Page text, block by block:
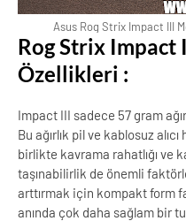
Asus Rog Strix Impact III
Rog Strix Impact
Özellikleri :
Impact III sadece 57 gram
Bu ağırlık pil ve kablosuz
birlikte kavrama rahatlığı ve
taşınabilirlik de önemli
arttırmak için kompakt form
anında çok daha sağlam bir